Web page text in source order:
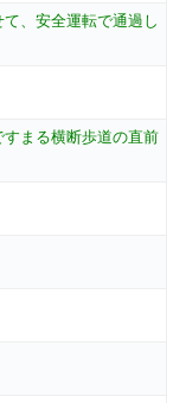
、安全運転で通過し
まる横断歩道の直前